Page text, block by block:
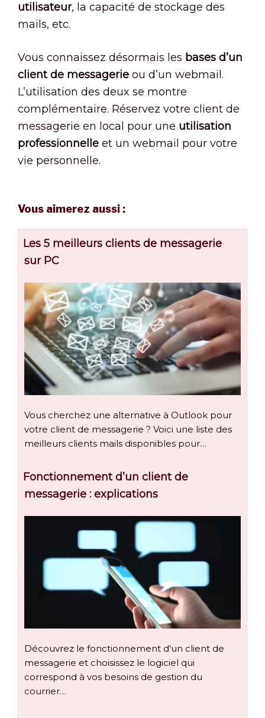
utilisateur, la capacité de stockage des
mails, etc.
Vous connaissez désormais les bases d’un
client de messagerie ou d’un webmail.
L’utilisation des deux se montre
complémentaire. Réservez votre client de
messagerie en local pour une utilisation
professionnelle et un webmail pour votre
vie personnelle.
Vous aimerez aussi :
Les 5 meilleurs clients de messagerie
sur PC
Vous cherchez une alternative à Outlook pour
votre client de messagerie ? Voici une liste des
meilleurs clients mails disponibles pour…
Fonctionnement d’un client de
messagerie : explications
Découvrez le fonctionnement d'un client de
messagerie et choisissez le logiciel qui
correspond à vos besoins de gestion du
courrier…